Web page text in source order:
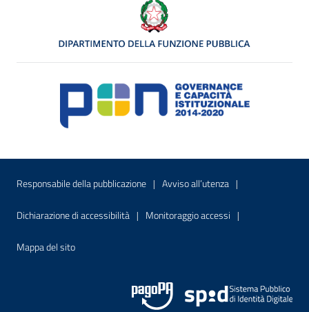
Menu di servizio
Responsabile della pubblicazione Sito interno - Apre in una nuova
Avviso all’utenza Sito interno -
Dichiarazione di accessibilità Sito interno - Apre in una nuova finestra
Monitoraggio accessi Sito interno -
Mappa del sitoSito interno - Apre nella stessa finestra